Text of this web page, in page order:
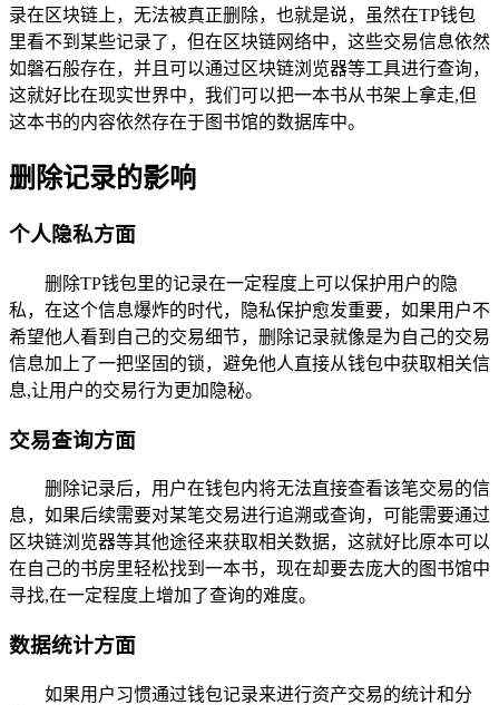
录在区块链上，无法被真正删除，也就是说，虽然在TP钱包
里看不到某些记录了，但在区块链网络中，这些交易信息依然
如磐石般存在，并且可以通过区块链浏览器等工具进行查询，
这就好比在现实世界中，我们可以把一本书从书架上拿走,但
这本书的内容依然存在于图书馆的数据库中。
删除记录的影响
个人隐私方面
删除TP钱包里的记录在一定程度上可以保护用户的隐
私，在这个信息爆炸的时代，隐私保护愈发重要，如果用户不
希望他人看到自己的交易细节，删除记录就像是为自己的交易
信息加上了一把坚固的锁，避免他人直接从钱包中获取相关信
息,让用户的交易行为更加隐秘。
交易查询方面
删除记录后，用户在钱包内将无法直接查看该笔交易的信
息，如果后续需要对某笔交易进行追溯或查询，可能需要通过
区块链浏览器等其他途径来获取相关数据，这就好比原本可以
在自己的书房里轻松找到一本书，现在却要去庞大的图书馆中
寻找,在一定程度上增加了查询的难度。
数据统计方面
如果用户习惯通过钱包记录来进行资产交易的统计和分